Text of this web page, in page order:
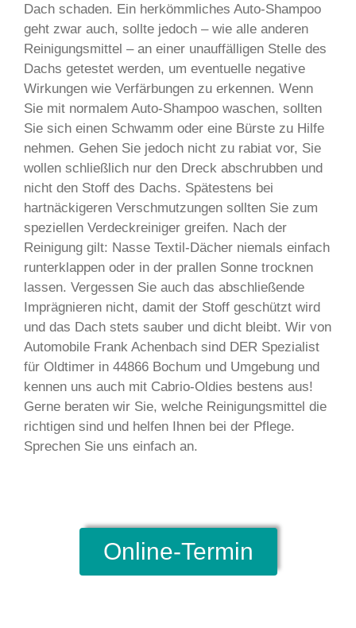
Dach schaden. Ein herkömmliches Auto-Shampoo
geht zwar auch, sollte jedoch – wie alle anderen
Reinigungsmittel – an einer unauffälligen Stelle des
Dachs getestet werden, um eventuelle negative
Wirkungen wie Verfärbungen zu erkennen. Wenn
Sie mit normalem Auto-Shampoo waschen, sollten
Sie sich einen Schwamm oder eine Bürste zu Hilfe
nehmen. Gehen Sie jedoch nicht zu rabiat vor, Sie
wollen schließlich nur den Dreck abschrubben und
nicht den Stoff des Dachs. Spätestens bei
hartnäckigeren Verschmutzungen sollten Sie zum
speziellen Verdeckreiniger greifen. Nach der
Reinigung gilt: Nasse Textil-Dächer niemals einfach
runterklappen oder in der prallen Sonne trocknen
lassen. Vergessen Sie auch das abschließende
Imprägnieren nicht, damit der Stoff geschützt wird
und das Dach stets sauber und dicht bleibt. Wir von
Automobile Frank Achenbach sind DER Spezialist
für Oldtimer in 44866 Bochum und Umgebung und
kennen uns auch mit Cabrio-Oldies bestens aus!
Gerne beraten wir Sie, welche Reinigungsmittel die
richtigen sind und helfen Ihnen bei der Pflege.
Sprechen Sie uns einfach an.
Online-Termin